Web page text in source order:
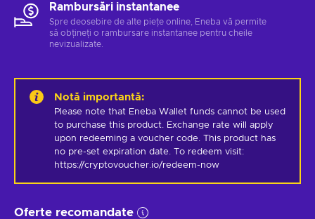
Rambursări instantanee
Spre deosebire de alte piețe online, Eneba vă permite
să obțineți o rambursare instantanee pentru cheile
nevizualizate.
Notă importantă:
Please note that Eneba Wallet funds cannot be used
to purchase this product. Exchange rate will apply
upon redeeming a voucher code. This product has
no pre-set expiration date. To redeem visit:
https://cryptovoucher.io/redeem-now
Oferte recomandate